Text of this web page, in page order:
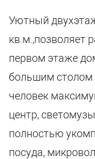
Уютный
кв.м.,позволяет
первом этаже
большим столом
человек
центр,
полностью
посуда,